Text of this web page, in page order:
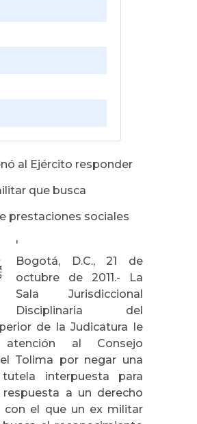
al Ejército responder
que busca
prestaciones sociales
'
Bogotá, D.C., 21 de
octubre de 2011.- La
Sala Jurisdiccional
Disciplinaria del
de la Judicatura le
al Consejo
Tolima por negar una
interpuesta para
a un derecho
con el que un ex militar